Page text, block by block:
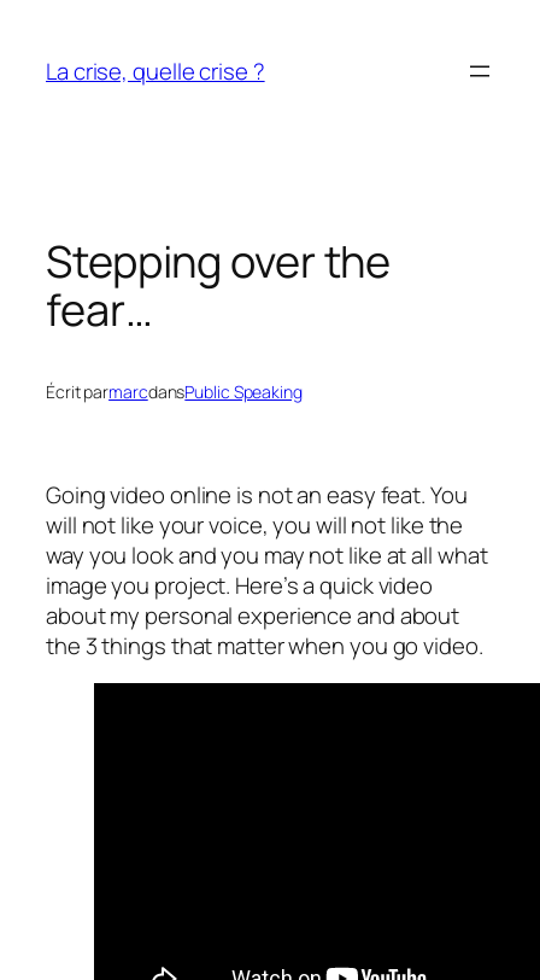
contenu
La crise, quelle crise ?
Stepping over the
fear…
Écrit parmarcdansPublic Speaking
Going video online is not an easy feat. You
will not like your voice, you will not like the
way you look and you may not like at all what
image you project. Here’s a quick video
about my personal experience and about
the 3 things that matter when you go video.